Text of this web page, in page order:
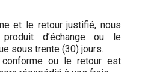
et le retour justifié, nous
d’échange ou le
sous trente (30) jours.
ou le retour est